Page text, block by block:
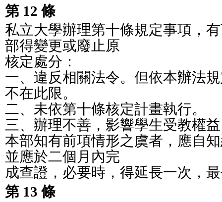
第 12 條
私立大學辦理第十條規定事項，
部得變更或廢止原
核定處分：
一、違反相關法令。但依本辦法
不在此限。
二、未依第十條核定計畫執行。
三、辦理不善，影響學生受教權
本部知有前項情形之虞者，應自
並應於二個月內完
成查證，必要時，得延長一次，
第 13 條